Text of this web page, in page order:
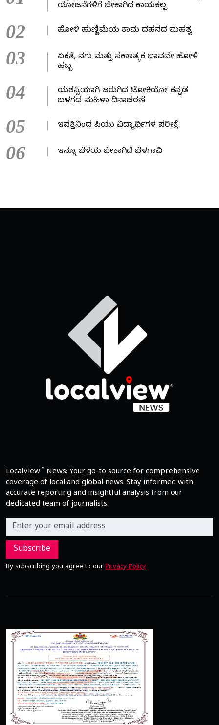
ಯೋಜನೆಗಳಿಗೆ ಬೇಕಾಗಿದೆ ಕಾಯಕಲ್ಪ
02 ಹೋಳಿ ಹುಣ್ಣಿಮೆಯ ಕಾಮ ದಹನದ ಮಹತ್ವ
03
ಏಕತೆ, ನಗು ಮತ್ತು ಸಕಾರಾತ್ಮಕ ಭಾವವೇ ಹೋಳಿ
ಹಬ್ಬ
04
ಯಶಸ್ವಿಯಾಗಿ ಜರುಗಿದ ಟೋಕಿಯೋ ಕನ್ನಡ
ಬಳಗದ ಮಹಿಳಾ ದಿನಾಚರಣೆ
05 ಇವತ್ತಿನಿಂದ ಪಿಯು ವಿದ್ಯಾರ್ಥಿಗಳ ಪರೀಕ್ಷೆ
06 ಇನ್ನೂ ಬೆಳೆಯ ಬೇಕಾಗಿದೆ ಬೆಳಗಾವಿ
LocalView™ News: Your go-to source for comprehensive
coverage of local and global news. Stay informed with
accurate reporting and insightful analysis from our
dedicated team of journalists.
Subscribe
By subscribing you agree to our Privacy Policy